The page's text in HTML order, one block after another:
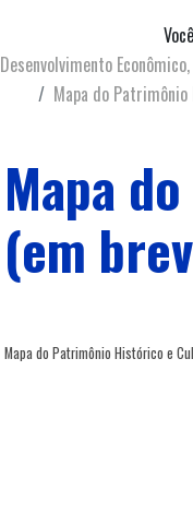
Desenvolvimento
Mapa do
Mapa
(em
Mapa do Patrimônio Histórico e